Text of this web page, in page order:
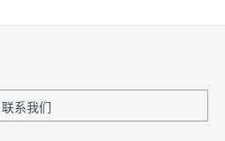
联系我们